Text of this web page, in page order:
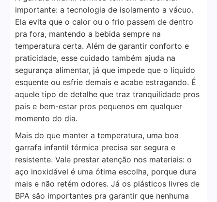
importante: a tecnologia de isolamento a vácuo.
Ela evita que o calor ou o frio passem de dentro
pra fora, mantendo a bebida sempre na
temperatura certa. Além de garantir conforto e
praticidade, esse cuidado também ajuda na
segurança alimentar, já que impede que o líquido
esquente ou esfrie demais e acabe estragando. É
aquele tipo de detalhe que traz tranquilidade pros
pais e bem-estar pros pequenos em qualquer
momento do dia.
Mais do que manter a temperatura, uma boa
garrafa infantil térmica precisa ser segura e
resistente. Vale prestar atenção nos materiais: o
aço inoxidável é uma ótima escolha, porque dura
mais e não retém odores. Já os plásticos livres de
BPA são importantes pra garantir que nenhuma